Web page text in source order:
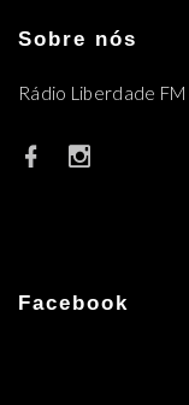
Sobre nós
Rádio Liberdade
Facebook